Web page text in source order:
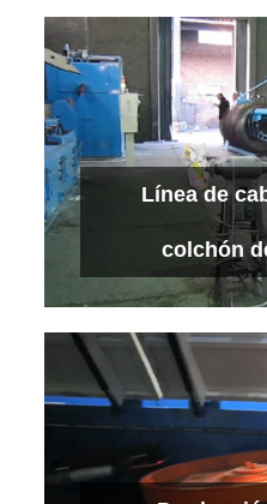
Línea de cable
Ver
Línea de
colchón
Línea de cable de